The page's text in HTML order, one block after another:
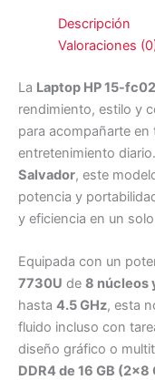
Descripción
Valoraciones
La Laptop HP 15-
rendimiento, estilo y
para acompañarte
entretenimiento
Salvador, este
potencia y
y eficiencia en un
Equipada con un
7730U de 8 núcleos
hasta 4.5 GHz, esta
fluido incluso con
diseño gráfico o
DDR4 de 16 GB (2×8